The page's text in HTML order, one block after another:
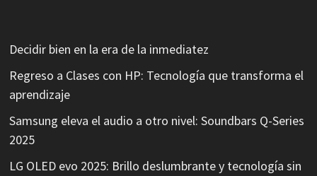
Decidir bien en la era de la inmediatez
Regreso a Clases con HP: Tecnología que transforma el
aprendizaje
Samsung eleva el audio a otro nivel: Soundbars Q-Series
2025
LG OLED evo 2025: Brillo deslumbrante y tecnología sin